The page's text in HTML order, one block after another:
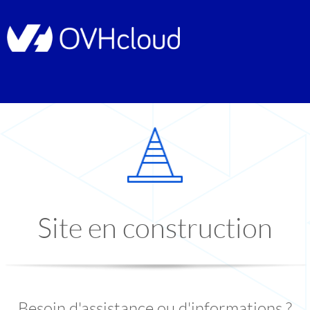
Site en construction